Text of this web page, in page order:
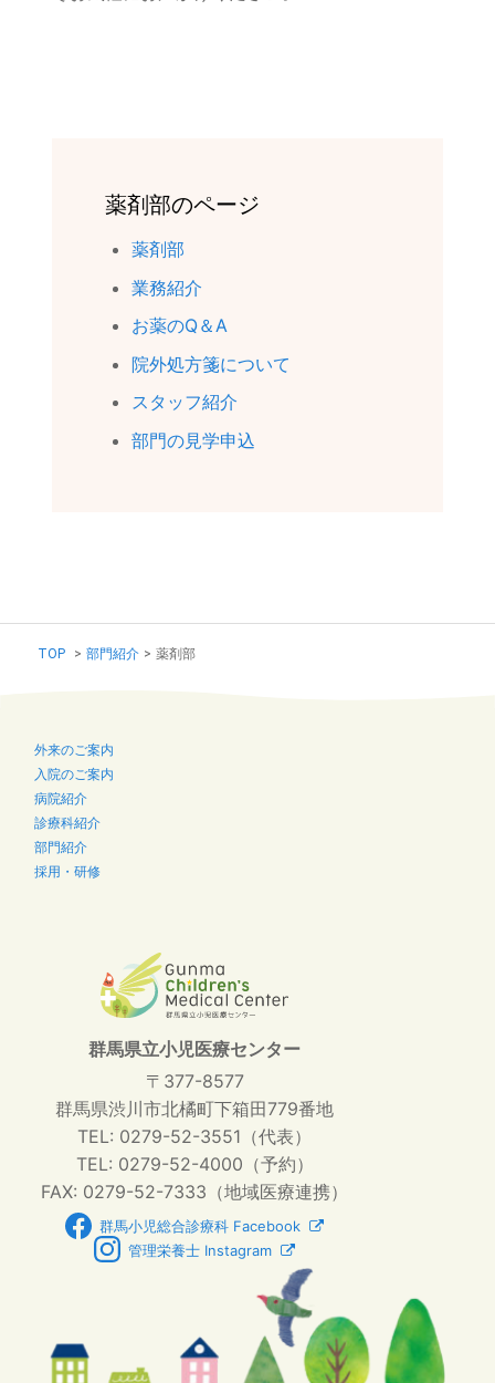
薬剤部のページ
薬剤部
業務紹介
お薬のQ＆A
院外処方箋について
スタッフ紹介
部門の見学申込
TOP > 部門紹介 > 薬剤部
外来のご案内
入院のご案内
病院紹介
診療科紹介
部門紹介
採用・研修
群馬県立小児医療センター
〒377-8577
群馬県渋川市北橘町下箱田779番地
TEL: 0279-52-3551（代表）
TEL: 0279-52-4000（予約）
FAX: 0279-52-7333（地域医療連携）
群馬小児総合診療科 Facebook
管理栄養士 Instagram